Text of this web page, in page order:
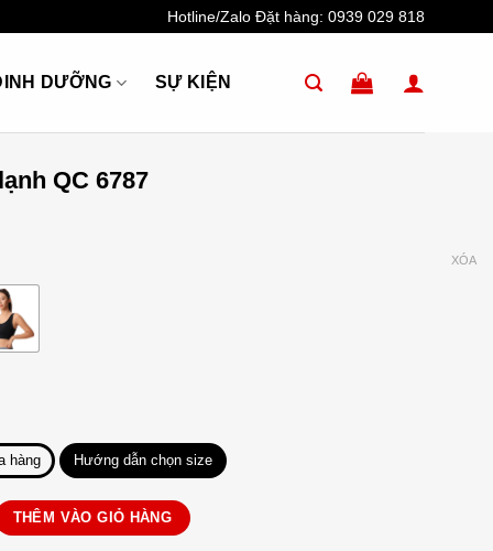
Hotline/Zalo Đặt hàng: 0939 029 818
DƯỠNG SỰ KIỆN
QC 6787
XÓA
hàng Hướng dẫn chọn size
số lượng
THÊM VÀO GIỎ HÀNG